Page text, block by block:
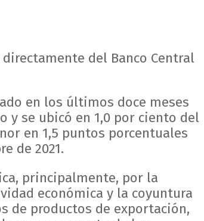
del Banco Central
en los últimos doce meses
y se ubicó en 1,0 por ciento del
en 1,5 puntos porcentuales
de 2021.
principalmente, por la
económica y la coyuntura
de productos de exportación,